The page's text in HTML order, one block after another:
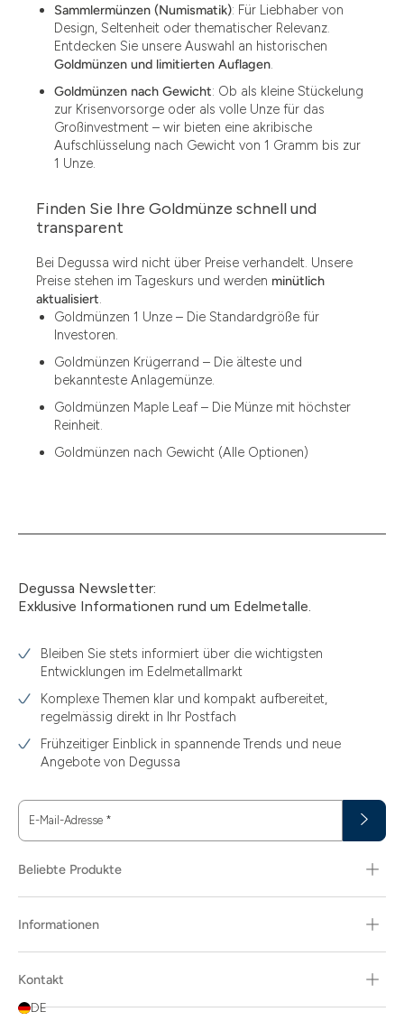
1.49
1.87
12.15
13.77
15.55
15.60
3.05
3.11
3.12
3.44
3.58
3.66
30
Sammlermünzen (Numismatik): Für Liebhaber von
Design, Seltenheit oder thematischer Relevanz.
Entdecken Sie unsere Auswahl an historischen
Goldmünzen und limitierten Auflagen.
Goldmünzen nach Gewicht: Ob als kleine Stückelung
zur Krisenvorsorge oder als volle Unze für das
Großinvestment – wir bieten eine akribische
Aufschlüsselung nach Gewicht von 1 Gramm bis zur
1 Unze.
Finden Sie Ihre Goldmünze schnell und
transparent
Bei Degussa wird nicht über Preise verhandelt. Unsere
Preise stehen im Tageskurs und werden minütlich
aktualisiert.
Goldmünzen 1 Unze – Die Standardgröße für
Investoren.
Goldmünzen Krügerrand – Die älteste und
bekannteste Anlagemünze.
Goldmünzen Maple Leaf – Die Münze mit höchster
Reinheit.
Goldmünzen nach Gewicht (Alle Optionen)
Degussa Newsletter:
Exklusive Informationen rund um Edelmetalle.
Bleiben Sie stets informiert über die wichtigsten
Entwicklungen im Edelmetallmarkt
Komplexe Themen klar und kompakt aufbereitet,
regelmässig direkt in Ihr Postfach
Frühzeitiger Einblick in spannende Trends und neue
Angebote von Degussa
E-Mail-Adresse *
Beliebte Produkte
Informationen
Kontakt
DE